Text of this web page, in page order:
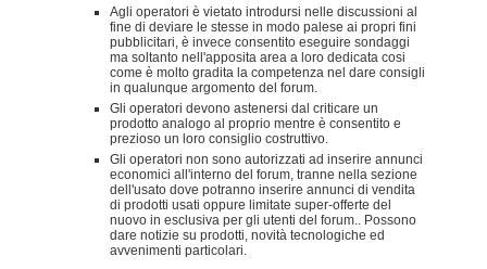
Agli operatori è vietato introdursi nelle discussioni al
fine di deviare le stesse in modo palese ai propri fini
pubblicitari, è invece consentito eseguire sondaggi
ma soltanto nell'apposita area a loro dedicata cosi
come è molto gradita la competenza nel dare consigli
in qualunque argomento del forum.
Gli operatori devono astenersi dal criticare un
prodotto analogo al proprio mentre è consentito e
prezioso un loro consiglio costruttivo.
Gli operatori non sono autorizzati ad inserire annunci
economici all'interno del forum, tranne nella sezione
dell'usato dove potranno inserire annunci di vendita
di prodotti usati oppure limitate super-offerte del
nuovo in esclusiva per gli utenti del forum.. Possono
dare notizie su prodotti, novità tecnologiche ed
avvenimenti particolari.